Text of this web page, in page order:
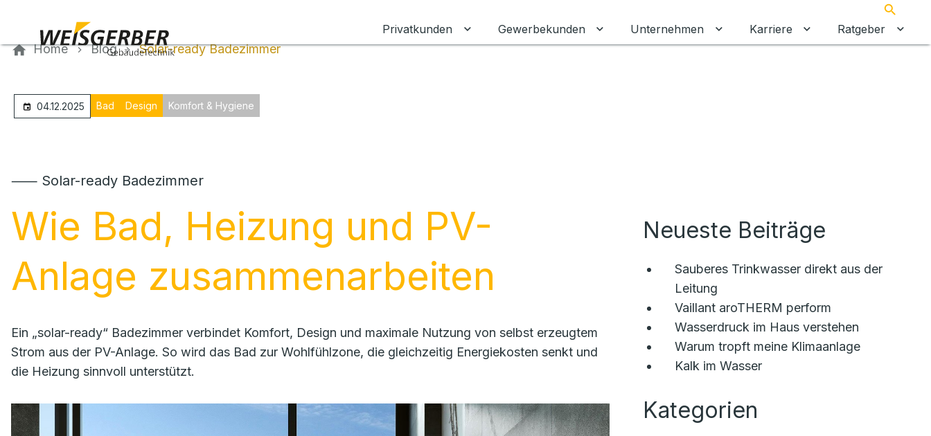
Privatkunden
Untermenü für Privatkunden umschalten
Gewerbekunden Untermenü für Gewerbekunden umschalten
Unternehmen Untermenü für Unternehmen
Karriere Untermenü für
Ratgeber
Home Blog Solar-ready Badezimmer
04.12.2025 Bad Design Komfort & Hygiene
⸺ Solar-ready Badezimmer
Wie Bad, Heizung und PV-
Anlage zusammenarbeiten
Ein „solar-ready“ Badezimmer verbindet Komfort, Design und maximale Nutzung von selbst erzeugtem
Strom aus der PV-Anlage. So wird das Bad zur Wohlfühlzone, die gleichzeitig Energiekosten senkt und
die Heizung sinnvoll unterstützt.
Neueste Beiträge
Sauberes Trinkwasser direkt aus der
Leitung
Vaillant aroTHERM perform
Wasserdruck im Haus verstehen
Warum tropft meine Klimaanlage
Kalk im Wasser
Kategorien